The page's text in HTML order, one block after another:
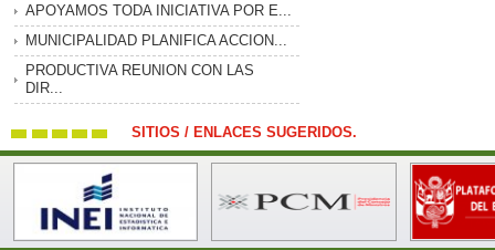
APOYAMOS TODA INICIATIVA POR E...
MUNICIPALIDAD PLANIFICA ACCION...
PRODUCTIVA REUNION CON LAS
DIR...
SITIOS / ENLACES SUGERIDOS.